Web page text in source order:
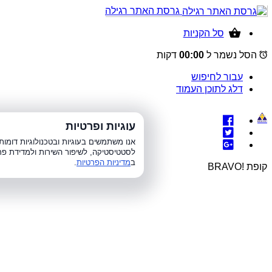
גרסת האתר רגילה
סל הקניות
הסל נשמר ל 00:00 דקות
עבור לחיפוש
דלג לתוכן העמוד
קופת !BRAVO
עוגיות ופרטיות
אנו משתמשים בעוגיות ובטכנולוגיות
לסטטיסטיקה, לשיפור השירות ולמדידת
במדיניות הפרטיות